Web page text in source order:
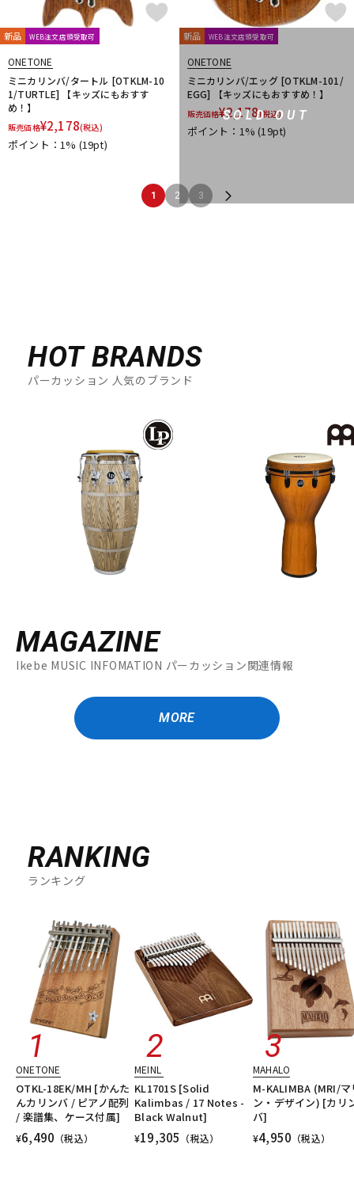
新品 WEB注文店頭受取可
ONETONE
ミニカリンバ/タートル [OTKLM-10
1/TURTLE] 【キッズにもおすす
め！】
販売価格¥2,178(税込)
ポイント：1% (19pt)
SOLD OUT
新品 WEB注文店頭受取可
ONETONE
ミニカリンバ/エッグ [OTKLM-101/
EGG] 【キッズにもおすすめ！】
販売価格¥2,178(税込)
ポイント：1%(19pt)
1 2 3
HOT BRANDS
パーカッション 人気のブランド
MAGAZINE
Ikebe MUSIC INFOMATION パーカッション関連情報
MORE
RANKING
ランキング
ONETONE
OTKL-18EK/MH [かんた
んカリンバ / ピアノ配列
/ 楽譜集、ケース付属]
¥6,490 （税込）
MEINL
KL1701S [Solid
Kalimbas / 17 Notes -
Black Walnut]
¥19,305 （税込）
MAHALO
M-KALIMBA (MRI/マ
ン・デザイン) [カリ
バ]
¥4,950 （税込）